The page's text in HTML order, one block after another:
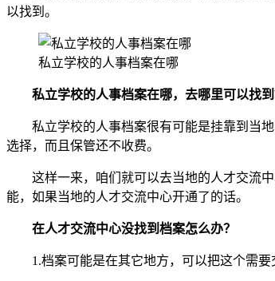
以找到。
私立学校的人事档案在哪
私立学校的人事档案在哪，去哪里可以找到
私立学校的人事档案很有可能是挂靠到当地
选择，而且保管还不收费。
这样一来，咱们就可以去当地的人才交流中
能，如果当地的人才交流中心开通了的话。
在人才交流中心没找到档案怎么办？
1.档案可能是在其它地方，可以把这个需要